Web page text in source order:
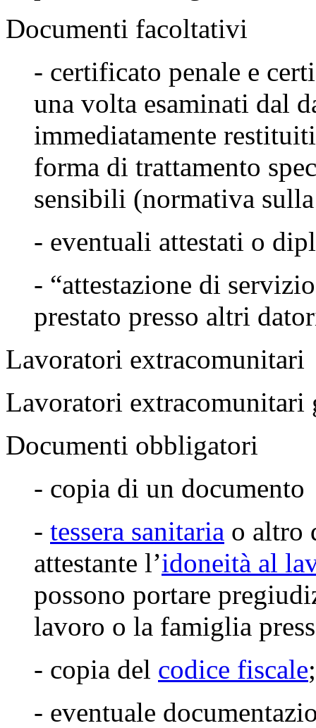
Documenti facoltativi
- certificato penale e
una volta esaminati dal
immediatamente
forma di trattamento
sensibili (normativa
- eventuali attestati o
- “attestazione di
prestato presso altri
Lavoratori extracomunitari
Lavoratori extracomunitari
Documenti obbligatori
- copia di un
- tessera sanitaria o altro
attestante l’idoneità al
possono portare
lavoro o la famiglia
- copia del codice fiscale;
- eventuale